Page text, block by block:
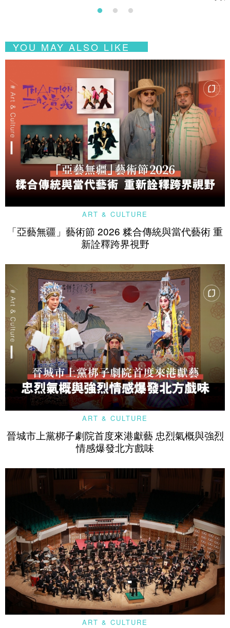
YOU MAY ALSO LIKE
ART & CULTURE
「亞藝無疆」藝術節 2026 糅合傳統與當代藝術 重
新詮釋跨界視野
ART & CULTURE
晉城市上黨梆子劇院首度來港獻藝 忠烈氣概與強烈
情感爆發北方戲味
ART & CULTURE